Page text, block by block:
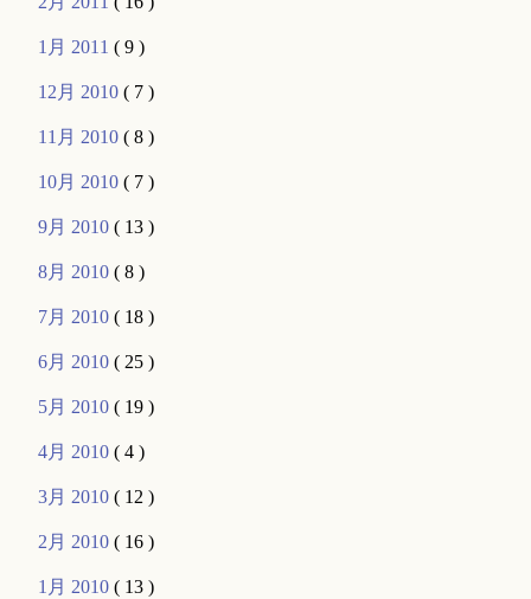
1月 2011( 9 )
12月 2010( 7 )
11月 2010( 8 )
10月 2010( 7 )
9月 2010( 13 )
8月 2010( 8 )
7月 2010( 18 )
6月 2010( 25 )
5月 2010( 19 )
4月 2010( 4 )
3月 2010( 12 )
2月 2010( 16 )
1月 2010( 13 )